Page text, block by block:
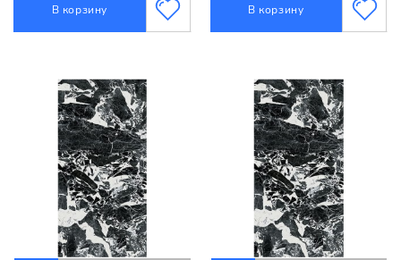
В корзину В корзину